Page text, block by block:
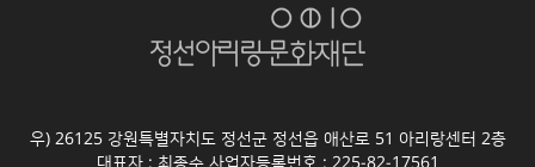
우) 26125 강원특별자치도 정선군 정선읍 애산로 51 아리랑센터 2층